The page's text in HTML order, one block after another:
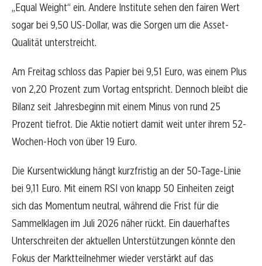
„Equal Weight“ ein. Andere Institute sehen den fairen Wert
sogar bei 9,50 US-Dollar, was die Sorgen um die Asset-
Qualität unterstreicht.
Am Freitag schloss das Papier bei 9,51 Euro, was einem Plus
von 2,20 Prozent zum Vortag entspricht. Dennoch bleibt die
Bilanz seit Jahresbeginn mit einem Minus von rund 25
Prozent tiefrot. Die Aktie notiert damit weit unter ihrem 52-
Wochen-Hoch von über 19 Euro.
Die Kursentwicklung hängt kurzfristig an der 50-Tage-Linie
bei 9,11 Euro. Mit einem RSI von knapp 50 Einheiten zeigt
sich das Momentum neutral, während die Frist für die
Sammelklagen im Juli 2026 näher rückt. Ein dauerhaftes
Unterschreiten der aktuellen Unterstützungen könnte den
Fokus der Marktteilnehmer wieder verstärkt auf das